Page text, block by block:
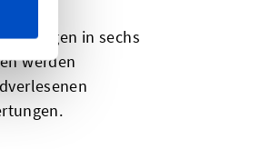
in sechs
werden